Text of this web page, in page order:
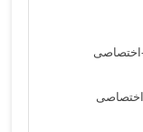
اختصاصی
اختصاصی